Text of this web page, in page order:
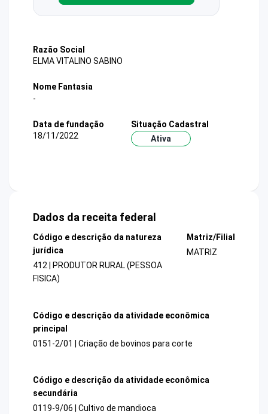
Razão Social
ELMA VITALINO SABINO
Nome Fantasia
-
Data de fundação
18/11/2022
Situação Cadastral
Ativa
Dados da receita federal
Código e descrição da natureza
jurídica
412 | PRODUTOR RURAL (PESSOA
FISICA)
Matriz/Filial
MATRIZ
Código e descrição da atividade econômica
principal
0151-2/01 | Criação de bovinos para corte
Código e descrição da atividade econômica
secundária
0119-9/06 | Cultivo de mandioca